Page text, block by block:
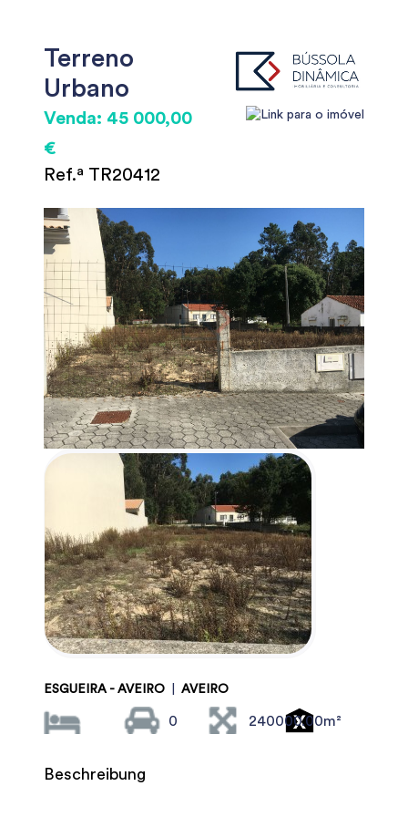
Terreno
Urbano
Venda: 45 000,00
€
Ref.ª TR20412
ESGUEIRA - AVEIRO AVEIRO
0 240000.00m²
Beschreibung